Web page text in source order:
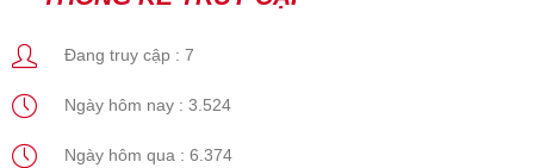
Đang truy cập : 7
Ngày hôm nay : 3.524
Ngày hôm qua : 6.374